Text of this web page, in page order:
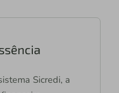
Sicredi, a